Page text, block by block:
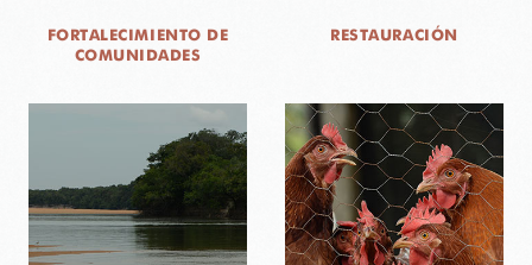
COBERTURA EN MEDIOS DE COMUNICACIÓN
MECANISMO DE ATENCIÓN DE QUEJAS Y RECLAMOS
DONA
FORTALECIMIENTO DE
COMUNIDADES
RESTAURACIÓN